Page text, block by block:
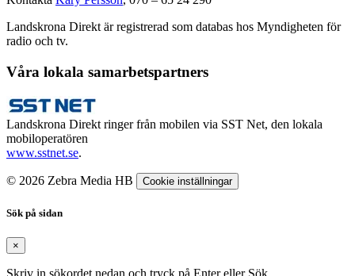
Landskrona Direkt är registrerad som databas hos Myndigheten för
radio och tv.
Våra lokala samarbetspartners
Landskrona Direkt ringer från mobilen via SST Net, den lokala
mobiloperatören
www.sstnet.se.
© 2026 Zebra Media HB Cookie inställningar
Sök på sidan
×
Skriv in sökordet nedan och tryck på Enter eller Sök